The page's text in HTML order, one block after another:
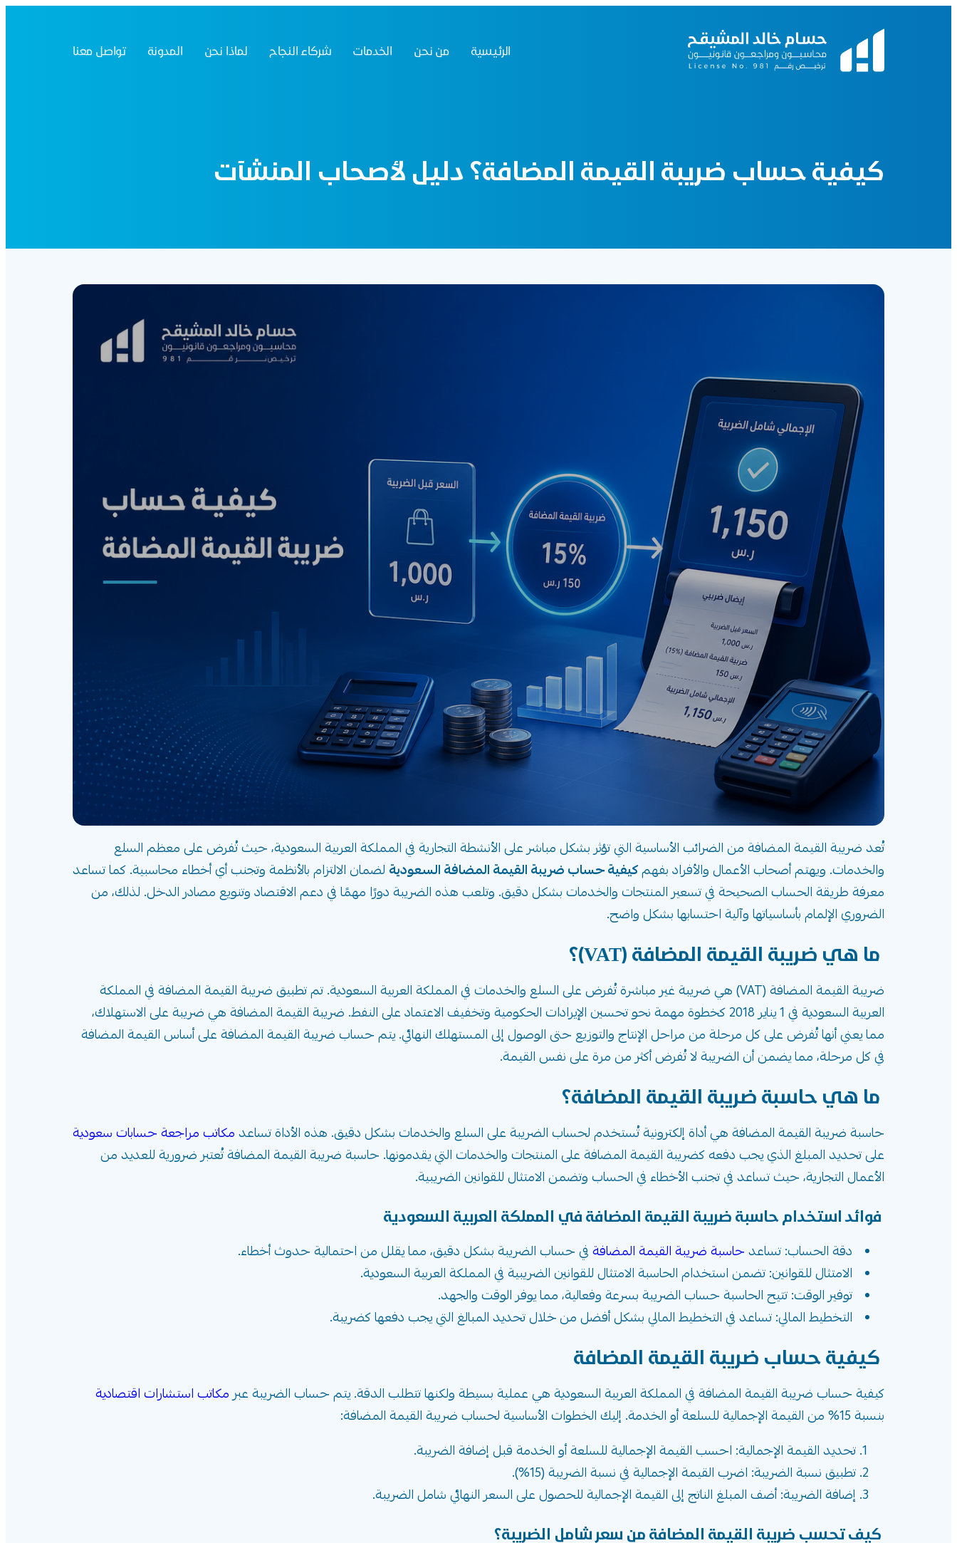
الرئيسية من نحن الخدمات شركاء النجاح لماذا نحن المدونة تواصل معنا
كيفية حساب ضريبة القيمة المضافة؟ دليل لأصحاب المنشآت
تُعد ضريبة القيمة المضافة من الضرائب الأساسية التي تؤثر بشكل مباشر على الأنشطة التجارية في المملكة العربية السعودية، حيث تُفرض على معظم السلع
والخدمات. ويهتم أصحاب الأعمال والأفراد بفهمكيفية حساب ضريبة القيمة المضافة السعودية لضمان الالتزام بالأنظمة وتجنب أي أخطاء محاسبية. كما تساعد
معرفة طريقة الحساب الصحيحة في تسعير المنتجات والخدمات بشكل دقيق. وتلعب هذه الضريبة دورًا مهمًا في دعم الاقتصاد وتنويع مصادر الدخل. لذلك، من
الضروري الإلمام بأساسياتها وآلية احتسابها بشكل واضح.
ما هي ضريبة القيمة المضافة (VAT)؟
ضريبة القيمة المضافة (VAT) هي ضريبة غير مباشرة تُفرض على السلع والخدمات في المملكة العربية السعودية. تم تطبيق ضريبة القيمة المضافة في المملكة
العربية السعودية في 1 يناير 2018 كخطوة مهمة نحو تحسين الإيرادات الحكومية وتخفيف الاعتماد على النفط. ضريبة القيمة المضافة هي ضريبة على الاستهلاك،
مما يعني أنها تُفرض على كل مرحلة من مراحل الإنتاج والتوزيع حتى الوصول إلى المستهلك النهائي. يتم حساب ضريبة القيمة المضافة على أساس القيمة المضافة
في كل مرحلة، مما يضمن أن الضريبة لا تُفرض أكثر من مرة على نفس القيمة.
ما هي حاسبة ضريبة القيمة المضافة؟
حاسبة ضريبة القيمة المضافة هي أداة إلكترونية تُستخدم لحساب الضريبة على السلع والخدمات بشكل دقيق. هذه الأداة تساعد مكاتب مراجعة حسابات سعودية
على تحديد المبلغ الذي يجب دفعه كضريبة القيمة المضافة على المنتجات والخدمات التي يقدمونها. حاسبة ضريبة القيمة المضافة تُعتبر ضرورية للعديد من
الأعمال التجارية، حيث تساعد في تجنب الأخطاء في الحساب وتضمن الامتثال للقوانين الضريبية.
فوائد استخدام حاسبة ضريبة القيمة المضافة في المملكة العربية السعودية
دقة الحساب: تساعد حاسبة ضريبة القيمة المضافة في حساب الضريبة بشكل دقيق، مما يقلل من احتمالية حدوث أخطاء.
الامتثال للقوانين: تضمن استخدام الحاسبة الامتثال للقوانين الضريبية في المملكة العربية السعودية.
توفير الوقت: تتيح الحاسبة حساب الضريبة بسرعة وفعالية، مما يوفر الوقت والجهد.
التخطيط المالي: تساعد في التخطيط المالي بشكل أفضل من خلال تحديد المبالغ التي يجب دفعها كضريبة.
كيفية حساب ضريبة القيمة المضافة
كيفية حساب ضريبة القيمة المضافة في المملكة العربية السعودية هي عملية بسيطة ولكنها تتطلب الدقة. يتم حساب الضريبة عبرمكاتب استشارات اقتصادية
بنسبة 15% من القيمة الإجمالية للسلعة أو الخدمة. إليك الخطوات الأساسية لحساب ضريبة القيمة المضافة:
تحديد القيمة الإجمالية: احسب القيمة الإجمالية للسلعة أو الخدمة قبل إضافة الضريبة.
تطبيق نسبة الضريبة: اضرب القيمة الإجمالية في نسبة الضريبة (15%).
إضافة الضريبة: أضف المبلغ الناتج إلى القيمة الإجمالية للحصول على السعر النهائي شامل الضريبة.
كيف تحسب ضريبة القيمة المضافة من سعر شامل الضريبة؟